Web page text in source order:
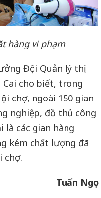
hàng vi phạm
Đội Quản lý thị
cho biết, trong
chợ, ngoài 150 gian
nghiệp, đồ thủ công
là các gian hàng
kém chất lượng đã
chợ.
Tuấn Ngọc